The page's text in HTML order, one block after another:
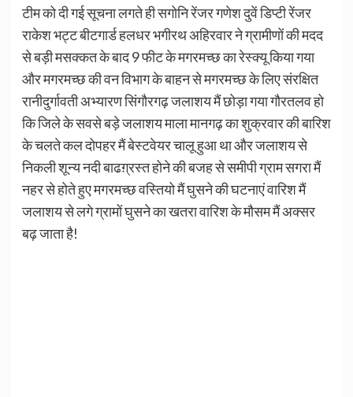
टीम को दी गई सूचना लगते ही सगोनि रेंजर गणेश दुवें डिप्टी रेंजर
राकेश भट्ट बीटगार्ड हलधर भगीरथ अहिरवार ने ग्रामीणों की मदद
से बड़ी मसक्कत के बाद 9 फीट के मगरमच्छ का रेस्क्यू किया गया
और मगरमच्छ की वन विभाग के बाहन से मगरमच्छ के लिए संरक्षित
रानीदुर्गावती अभ्यारण सिंगौरगढ़ जलाशय मैं छोड़ा गया गौरतलव हो
कि जिले के सवसे बड़े जलाशय माला मानगढ़ का शुक्रवार की बारिश
के चलते कल दोपहर मैं बेस्टवेयर चालू हुआ था और जलाशय से
निकली शून्य नदी बाढग़्रस्त होने की बजह से समीपी ग्राम सगरा मैं
नहर से होते हुए मगरमच्छ वस्तियो मैं घुसने की घटनाएं वारिश मैं
जलाशय से लगे ग्रामों घुसने का खतरा वारिश के मौसम मैं अक्सर
बढ़ जाता है!